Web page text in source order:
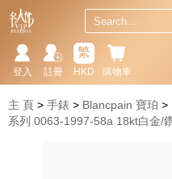
購物車
繁
HKD
註冊
登入
主 頁 手錶 Blancpain 寶珀
系列 0063-1997-58a 18kt白金/